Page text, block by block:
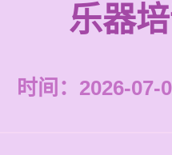
乐器
时间：2026-07-